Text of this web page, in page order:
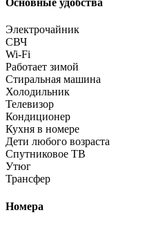
Основные удобства
Электрочайник
СВЧ
Wi-Fi
Работает зимой
Стиральная машина
Холодильник
Телевизор
Кондиционер
Кухня в номере
Дети любого возраста
Спутниковое ТВ
Утюг
Трансфер
Номера